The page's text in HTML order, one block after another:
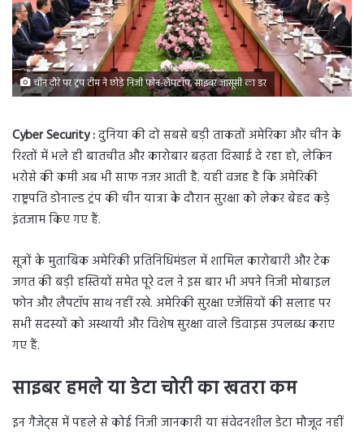
चीन दौरे पर ट्रंप टीम ने छोड़े निजी फोन-लैपटॉप, साइबर जासूसी का डर
Cyber Security :दुनिया की दो सबसे बड़ी ताकतों अमेरिका और चीन के
रिश्तों में भले ही बातचीत और कारोबार बढ़ता दिखाई दे रहा हो, लेकिन
भरोसे की कमी अब भी साफ नजर आती है. यही वजह है कि अमेरिकी
राष्ट्रपति डोनाल्ड ट्रंप की चीन यात्रा के दौरान सुरक्षा को लेकर बेहद कड़े
इंतजाम किए गए हैं.
सूत्रों के मुताबिक अमेरिकी प्रतिनिधिमंडल में शामिल कारोबारी और टेक
जगत की बड़ी हस्तियों समेत पूरे दल ने इस बार भी अपने निजी मोबाइल
फोन और लैपटॉप साथ नहीं रखे. अमेरिकी सुरक्षा एजेंसियों की सलाह पर
सभी सदस्यों को अस्थायी और विशेष सुरक्षा वाले डिवाइस उपलब्ध कराए
गए हैं.
साइबर हमले या डेटा चोरी का खतरा कम
इन गैजेट्स में पहले से कोई निजी जानकारी या संवेदनशील डेटा मौजूद नहीं